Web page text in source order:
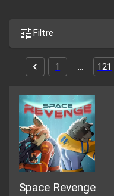
Filtre
1 121
Space Revenge